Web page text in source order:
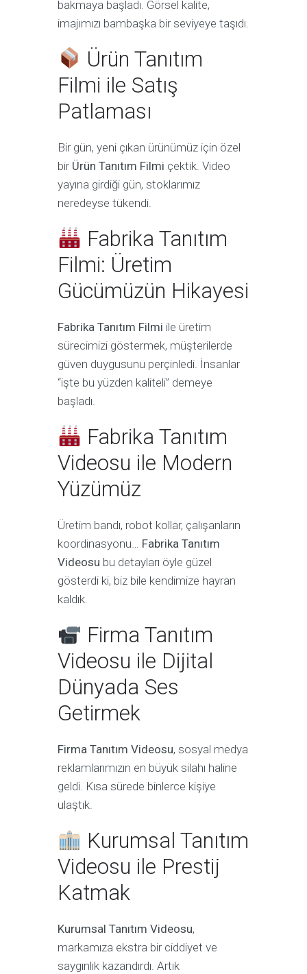
bakmaya başladı. Görsel kalite,
imajımızı bambaşka bir seviyeye taşıdı.
Ürün Tanıtım
Filmi ile Satış
Patlaması
Bir gün, yeni çıkan ürünümüz için özel
bir Ürün Tanıtım Filmi çektik. Video
yayına girdiği gün, stoklarımız
neredeyse tükendi.
Fabrika Tanıtım
Filmi: Üretim
Gücümüzün Hikayesi
Fabrika Tanıtım Filmi ile üretim
sürecimizi göstermek, müşterilerde
güven duygusunu perçinledi. İnsanlar
“işte bu yüzden kaliteli” demeye
başladı.
Fabrika Tanıtım
Videosu ile Modern
Yüzümüz
Üretim bandı, robot kollar, çalışanların
koordinasyonu… Fabrika Tanıtım
Videosu bu detayları öyle güzel
gösterdi ki, biz bile kendimize hayran
kaldık.
Firma Tanıtım
Videosu ile Dijital
Dünyada Ses
Getirmek
Firma Tanıtım Videosu, sosyal medya
reklamlarımızın en büyük silahı haline
geldi. Kısa sürede binlerce kişiye
ulaştık.
Kurumsal Tanıtım
Videosu ile Prestij
Katmak
Kurumsal Tanıtım Videosu,
markamıza ekstra bir ciddiyet ve
saygınlık kazandırdı. Artık